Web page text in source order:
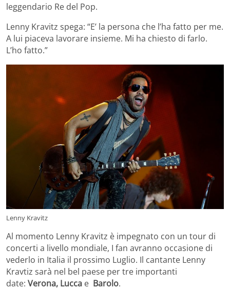
leggendario Re del Pop.
Lenny Kravitz spega: “E’ la persona che l’ha fatto per me.
A lui piaceva lavorare insieme. Mi ha chiesto di farlo.
L’ho fatto.”
Lenny Kravitz
Al momento Lenny Kravitz è impegnato con un tour di
concerti a livello mondiale, I fan avranno occasione di
vederlo in Italia il prossimo Luglio. Il cantante Lenny
Kravtiz sarà nel bel paese per tre importanti
date: Verona, Lucca e Barolo.